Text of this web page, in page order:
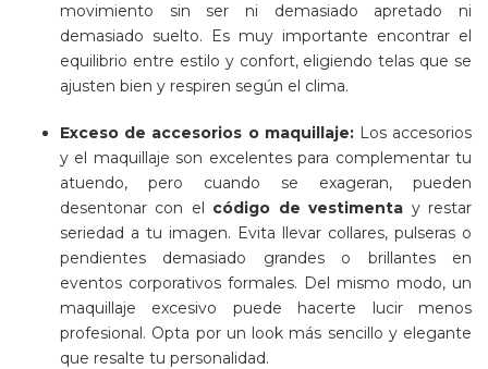
movimiento sin ser ni demasiado apretado ni
demasiado suelto. Es muy importante encontrar el
equilibrio entre estilo y confort, eligiendo telas que se
ajusten bien y respiren según el clima.
Exceso de accesorios o maquillaje: Los accesorios
y el maquillaje son excelentes para complementar tu
atuendo, pero cuando se exageran, pueden
desentonar con el código de vestimenta y restar
seriedad a tu imagen. Evita llevar collares, pulseras o
pendientes demasiado grandes o brillantes en
eventos corporativos formales. Del mismo modo, un
maquillaje excesivo puede hacerte lucir menos
profesional. Opta por un look más sencillo y elegante
que resalte tu personalidad.